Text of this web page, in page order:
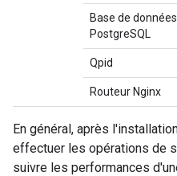
Base de données
PostgreSQL
Qpid
Routeur Nginx
En général, après
effectuer les opérations de
suivre les performances